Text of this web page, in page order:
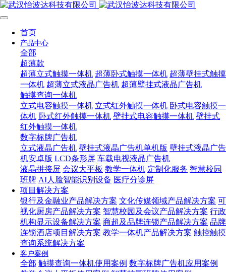
首页
产品中心
全部
超薄款
超薄立式触摸一体机 超薄卧式触摸一体机 超薄壁挂式触摸
一体机 超薄立式液晶广告机 超薄壁挂式液晶广告机
触摸查询一体机
立式电容触摸一体机 立式红外触摸一体机 卧式电容触摸一
体机 卧式红外触摸一体机 壁挂式电容触摸一体机 壁挂式
红外触摸一体机
数字标牌广告机
立式液晶广告机 壁挂式液晶广告机单机版 壁挂式液晶广告
机安卓版 LCD条形屏 车载电视液晶广告机
液晶拼接屏 会议大平板 教学一体机 定制化服务 智慧校园
班牌 AI人脸智能识别设备 医疗分诊屏
项目解决方案
银行及金融业产品解决方案 文化传媒领域产品解决方案 可
视化厨房产品解决方案 智慧校园及会议产品解决方案 行政
机构显示设备解决方案 商超及品牌连锁产品解决方案 品牌
连锁酒店项目解决方案 教学一体机产品解决方案 触控触摸
查询系统解决方案
客户案例
全部 触摸查询一体机使用案例 数字标牌广告机应用案例